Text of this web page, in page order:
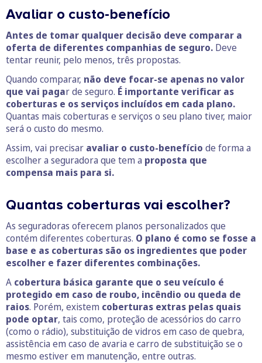
Avaliar o custo-benefício
Antes de tomar qualquer decisão deve comparar a
oferta de diferentes companhias de seguro. Deve
tentar reunir, pelo menos, três propostas.
Quando comparar, não deve focar-se apenas no valor
que vai pagar de seguro. É importante verificar as
coberturas e os serviços incluídos em cada plano.
Quantas mais coberturas e serviços o seu plano tiver, maior
será o custo do mesmo.
Assim, vai precisar avaliar o custo-benefício de forma a
escolher a seguradora que tem a proposta que
compensa mais para si.
Quantas coberturas vai escolher?
As seguradoras oferecem planos personalizados que
contém diferentes coberturas. O plano é como se fosse a
base e as coberturas são os ingredientes que poder
escolher e fazer diferentes combinações.
A cobertura básica garante que o seu veículo é
protegido em caso de roubo, incêndio ou queda de
raios. Porém, existem coberturas extras pelas quais
pode optar, tais como, proteção de acessórios do carro
(como o rádio), substituição de vidros em caso de quebra,
assistência em caso de avaria e carro de substituição se o
mesmo estiver em manutenção, entre outras.